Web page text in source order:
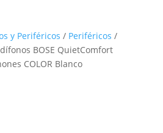
y Periféricos / Periféricos /
BOSE QuietComfort
COLOR Blanco